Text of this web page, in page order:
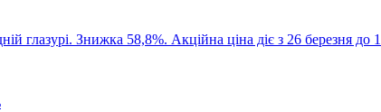
глазурі. Знижка 58,8%. Акційна ціна діє з 26 березня до